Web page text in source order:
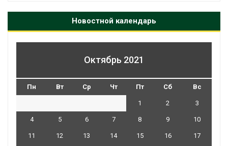
Новостной календарь
Октябрь 2021
Пн Вт Ср Чт Пт Сб Вс
1 2 3
4 5 6 7 8 9 10
11 12 13 14 15 16 17